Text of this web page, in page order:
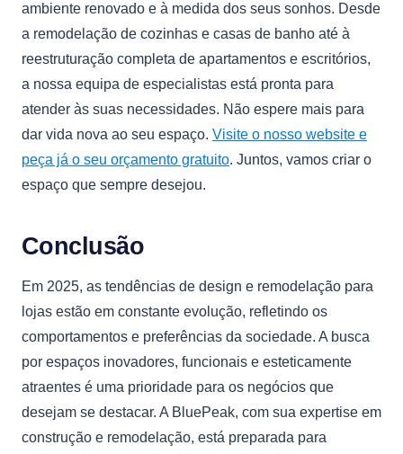
ambiente renovado e à medida dos seus sonhos. Desde
a remodelação de cozinhas e casas de banho até à
reestruturação completa de apartamentos e escritórios,
a nossa equipa de especialistas está pronta para
atender às suas necessidades. Não espere mais para
dar vida nova ao seu espaço. Visite o nosso website e
peça já o seu orçamento gratuito. Juntos, vamos criar o
espaço que sempre desejou.
Conclusão
Em 2025, as tendências de design e remodelação para
lojas estão em constante evolução, refletindo os
comportamentos e preferências da sociedade. A busca
por espaços inovadores, funcionais e esteticamente
atraentes é uma prioridade para os negócios que
desejam se destacar. A BluePeak, com sua expertise em
construção e remodelação, está preparada para